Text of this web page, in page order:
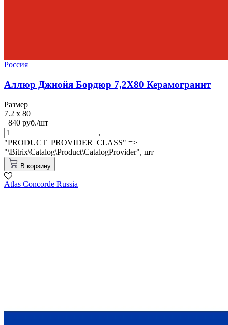
Россия
Аллюр Джиойя Бордюр 7,2X80 Керамогранит
Размер
7.2 x 80
840 руб./шт
,
"PRODUCT_PROVIDER_CLASS" =>
"\Bitrix\Catalog\Product\CatalogProvider", шт
В корзину
Atlas Concorde Russia